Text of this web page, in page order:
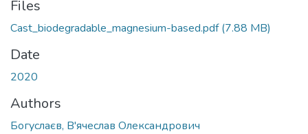
Files
Cast_biodegradable_magnesium-based.pdf(7.88 MB)
Date
2020
Authors
Богуслаєв, В'ячеслав Олександрович